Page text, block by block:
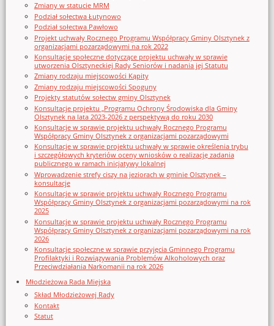
Zmiany w statucie MRM
Podział sołectwa Łutynowo
Podział sołectwa Pawłowo
Projekt uchwały Rocznego Programu Współpracy Gminy Olsztynek z
organizacjami pozarządowymi na rok 2022
Konsultacje społeczne dotyczące projektu uchwały w sprawie
utworzenia Olsztyneckiej Rady Seniorów i nadania jej Statutu
Zmiany rodzaju miejscowości Kąpity
Zmiany rodzaju miejscowości Spoguny
Projekty statutów sołectw gminy Olsztynek
Konsultacje projektu „Programu Ochrony Środowiska dla Gminy
Olsztynek na lata 2023-2026 z perspektywą do roku 2030
Konsultacje w sprawie projektu uchwały Rocznego Programu
Współpracy Gminy Olsztynek z organizacjami pozarządowymi
Konsultacje w sprawie projektu uchwały w sprawie określenia trybu
i szczegółowych kryteriów oceny wniosków o realizację zadania
publicznego w ramach inicjatywy lokalnej
Wprowadzenie strefy ciszy na jeziorach w gminie Olsztynek –
konsultacje
Konsultacje w sprawie projektu uchwały Rocznego Programu
Współpracy Gminy Olsztynek z organizacjami pozarządowymi na rok
2025
Konsultacje w sprawie projektu uchwały Rocznego Programu
Współpracy Gminy Olsztynek z organizacjami pozarządowymi na rok
2026
Konsultacje społeczne w sprawie przyjęcia Gminnego Programu
Profilaktyki i Rozwiązywania Problemów Alkoholowych oraz
Przeciwdziałania Narkomanii na rok 2026
Młodzieżowa Rada Miejska
Skład Młodzieżowej Rady
Kontakt
Statut